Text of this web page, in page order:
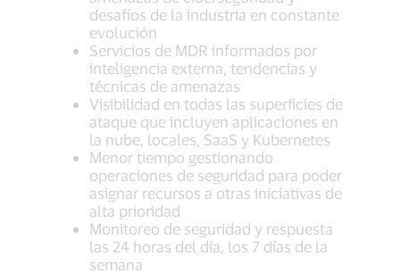
desafíos de la industria en constante
evolución
Servicios de MDR informados por
inteligencia externa, tendencias y
técnicas de amenazas
Visibilidad en todas las superficies de
ataque que incluyen aplicaciones en
la nube, locales, SaaS y Kubernetes
Menor tiempo gestionando
operaciones de seguridad para poder
asignar recursos a otras iniciativas de
alta prioridad
Monitoreo de seguridad y respuesta
las 24 horas del día, los 7 días de la
semana